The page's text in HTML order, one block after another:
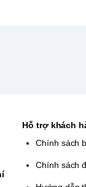
Hỗ trợ khách
Chính sách
Chính sách